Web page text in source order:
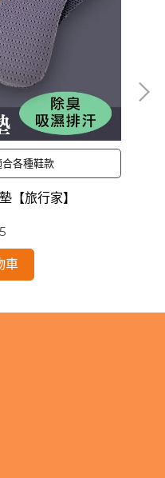
各種鞋款
【旅行家】
車